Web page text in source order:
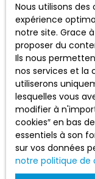
Nous utilisons
expérience
notre site. Grace
proposer du
Ils nous
nos services et la
utiliserons
lesquelles vous
modifier à
cookies″ en bas
essentiels à son
sur vos données
notre politique de